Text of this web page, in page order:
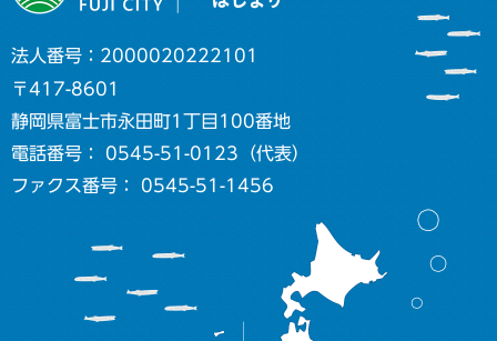
法人番号：2000020222101
〒417-8601
静岡県富士市永田町1丁目100番地
電話番号： 0545-51-0123（代表）
ファクス番号： 0545-51-1456